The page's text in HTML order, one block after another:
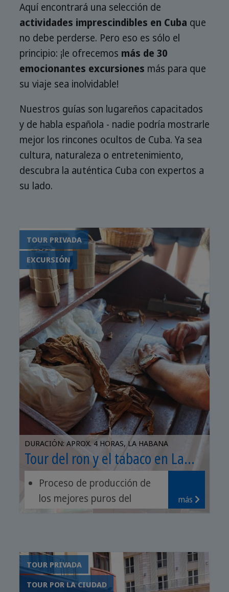
Aquí encontrará una selección de
actividades imprescindibles en Cuba que
no debe perderse. Pero eso es sólo el
principio: ¡le ofrecemos más de 30
emocionantes excursiones más para que
su viaje sea inolvidable!
Nuestros guías son lugareños capacitados
y de habla española - nadie podría mostrarle
mejor los rincones ocultos de Cuba. Ya sea
cultura, naturaleza o entretenimiento,
descubra la auténtica Cuba con expertos a
su lado.
TOUR PRIVADA
EXCURSIÓN
DURACIÓN: APROX. 4 HORAS, LA HABANA
Tour del ron y el tabaco en La
Habana
Proceso de producción de
los mejores puros del
más
TOUR PRIVADA
TOUR POR LA CIUDAD